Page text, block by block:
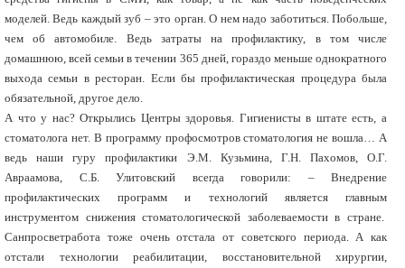
моделей. Ведь каждый зуб – это орган. О нем надо заботиться. Побольше,
чем об автомобиле. Ведь затраты на профилактику, в том числе
домашнюю, всей семьи в течении 365 дней, гораздо меньше однократного
выхода семьи в ресторан. Если бы профилактическая процедура была
обязательной, другое дело.
А что у нас? Открылись Центры здоровья. Гигиенисты в штате есть, а
стоматолога нет. В программу профосмотров стоматология не вошла… А
ведь наши гуру профилактики Э.М. Кузьмина, Г.Н. Пахомов, О.Г.
Авраамова, С.Б. Улитовский всегда говорили: – Внедрение
профилактических программ и технологий является главным
инструментом снижения стоматологической заболеваемости в стране.
Санпросветработа тоже очень отстала от советского периода. А как
отстали технологии реабилитации, восстановительной хирургии,